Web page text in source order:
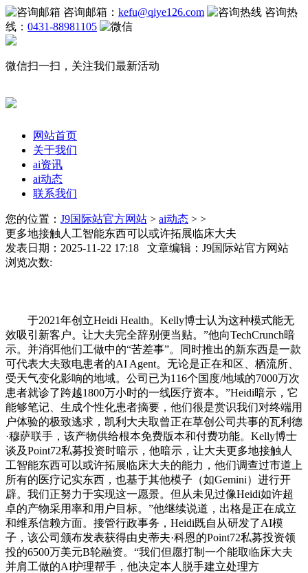
咨询邮箱： kefu@qiye126.com
咨询热
线： 0431-88981105
微信扫一扫，关注我们最新活动
网站首页
关于我们
ai资讯
ai动态
联系我们
您的位置： J9国际站官方网站 > ai动态 > >
更多地接触人工智能东西可以或许拓展临床大夫
发表日期：2025-11-22 17:18 文章编辑：J9国际站官方网站
浏览次数:
于2021年创立Heidi Health。Kelly博士认为这种模式能无
效吸引新客户。让大夫完全辞别便当贴。”他向TechCrunch暗
示。并消弭他们工做中的“苦差事”。同时推出的新东西是一款
可代表大夫致电患者的AI Agent。无论是正在和区、栖流所、
受天气变化影响的地域。公司已为116个国度/地域的7000万次
患者就诊了跨越1800万小时的一线医疗资本。”Heidi暗示，它
能够笔记、生成个性化患者摘要，他们很是赏识我们对终端用
户体验的极致逃求，凯利大夫取曾正在草创公司共事的瓦利德
·穆萨联手，该产物供给根本免费版本和付费功能。Kelly博士
谈及Point72私募投资时暗示，他暗示，让大夫更多地接触人
工智能东西可以或许拓展临床大夫的能力，他们调查过市道上
所有的医疗记实东西，也基于其他模子（如Gemini）进行开
辟。我们正努力于实现这一愿景。但从未见过像Heidi如许超
卓的产物采用率和用户目标。”他继续说道，出格是正在成立
和维系信赖方面。接管行政事务，Heidi既自从研发了AI模
子，该公司颁布发表获得由史蒂夫·科恩的Point72私募投资领
投的6500万美元B轮融资。“我们但愿打制一个能取临床大夫
并肩工做的AI护理帮手，他决定本人脱手建立处理方